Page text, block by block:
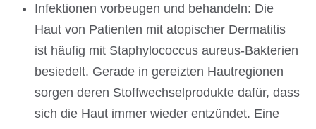
Infektionen vorbeugen und behandeln: Die
Haut von Patienten mit atopischer Dermatitis
ist häufig mit Staphylococcus aureus-Bakterien
besiedelt. Gerade in gereizten Hautregionen
sorgen deren Stoffwechselprodukte dafür, dass
sich die Haut immer wieder entzündet. Eine